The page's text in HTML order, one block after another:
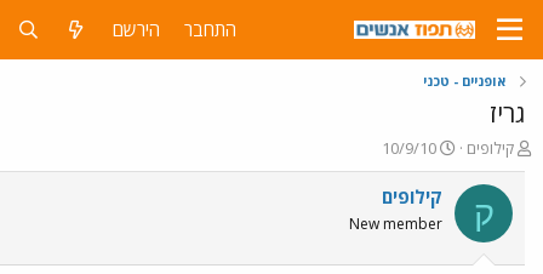
התחבר הירשם
אופניים - טכני
גריז
פ
ו
ת
ח
ה
קילופים
פ
ו
ר
ס
ם
10/9/10
ק קילופים
New member